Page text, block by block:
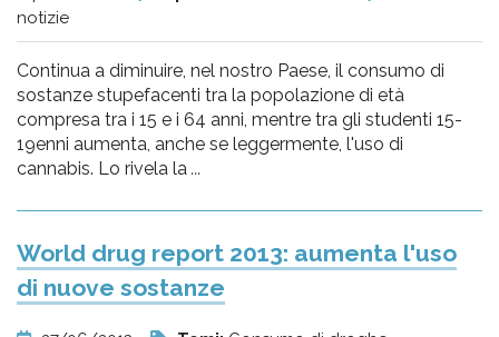
notizie
Continua a diminuire, nel nostro Paese, il consumo di
sostanze stupefacenti tra la popolazione di età
compresa tra i 15 e i 64 anni, mentre tra gli studenti 15-
19enni aumenta, anche se leggermente, l'uso di
cannabis. Lo rivela la ...
World drug report 2013: aumenta l'uso
di nuove sostanze